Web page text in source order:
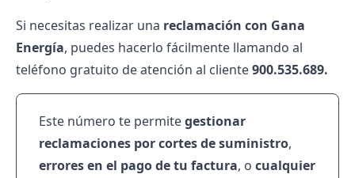
Si necesitas realizar una reclamación con Gana
Energía, puedes hacerlo fácilmente llamando al
teléfono gratuito de atención al cliente900.535.689.
Este número te permitegestionar
reclamaciones por cortes de suministro,
errores en el pago de tu factura, o cualquier